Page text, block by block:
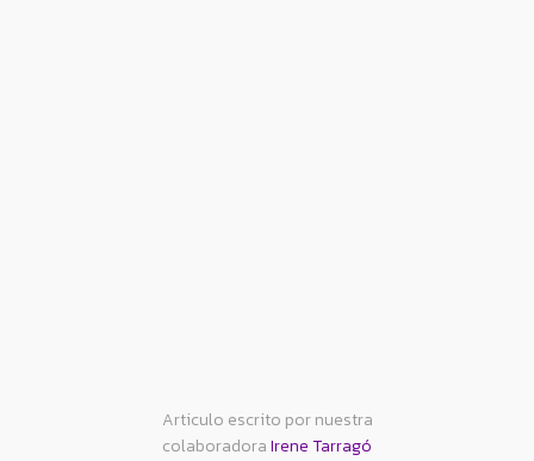
Articulo escrito por nuestra
colaboradoraIrene Tarragó